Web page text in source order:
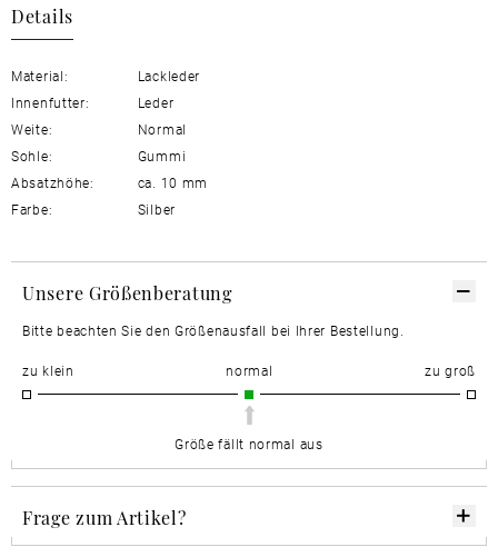
Details
Material:
Lackleder
Innenfutter:
Leder
Weite:
Normal
Sohle:
Gummi
Absatzhöhe:
ca. 10 mm
Farbe:
Silber
Unsere Größenberatung
Bitte beachten Sie den Größenausfall bei Ihrer Bestellung.
zu klein normal zu groß
Größe fällt normal aus
Frage zum Artikel?